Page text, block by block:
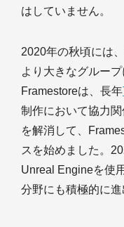
はしていません。
2020年の秋頃には
より大きなグルー
Framestoreは、長年
制作において協力
を解消して、
スを始めました。
Unreal Engineを使
分野にも積極的に進